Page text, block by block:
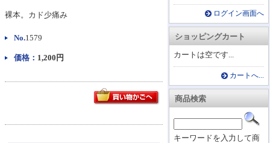
ログイン画面へ
ショッピングカート
カートは空です...
カートへ...
商品検索
キーワードを入力して商
裸本。カド少痛み
No.1579
価格： 1,200円